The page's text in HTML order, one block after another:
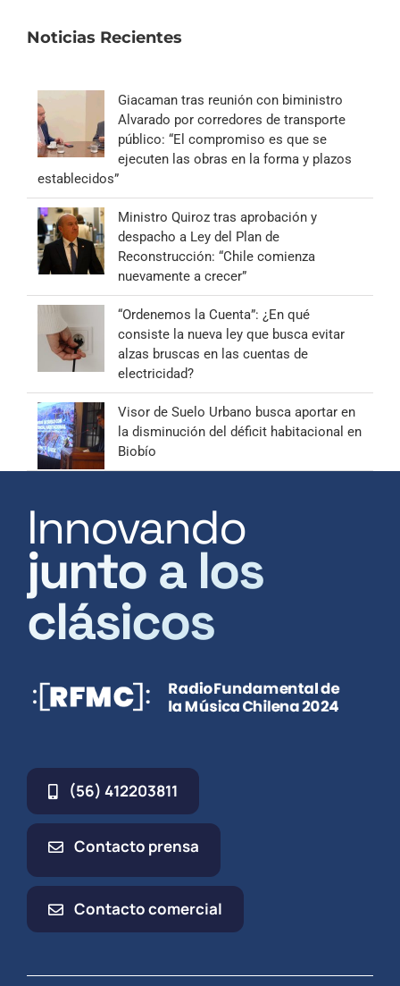
Noticias Recientes
Giacaman tras reunión con biministro
Alvarado por corredores de transporte
público: “El compromiso es que se
ejecuten las obras en la forma y plazos
establecidos”
Ministro Quiroz tras aprobación y
despacho a Ley del Plan de
Reconstrucción: “Chile comienza
nuevamente a crecer”
“Ordenemos la Cuenta”: ¿En qué
consiste la nueva ley que busca evitar
alzas bruscas en las cuentas de
electricidad?
Visor de Suelo Urbano busca aportar en
la disminución del déficit habitacional en
Biobío
Innovando
junto a los
clásicos
(56) 412203811
Contacto prensa
Contacto comercial